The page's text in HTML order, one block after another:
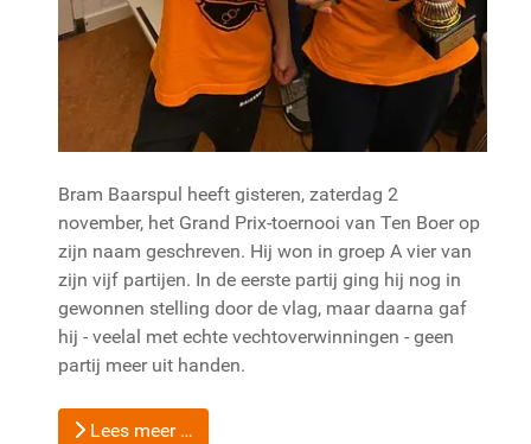
Bram Baarspul heeft gisteren, zaterdag 2
november, het Grand Prix-toernooi van Ten Boer op
zijn naam geschreven. Hij won in groep A vier van
zijn vijf partijen. In de eerste partij ging hij nog in
gewonnen stelling door de vlag, maar daarna gaf
hij - veelal met echte vechtoverwinningen - geen
partij meer uit handen.
Lees meer …